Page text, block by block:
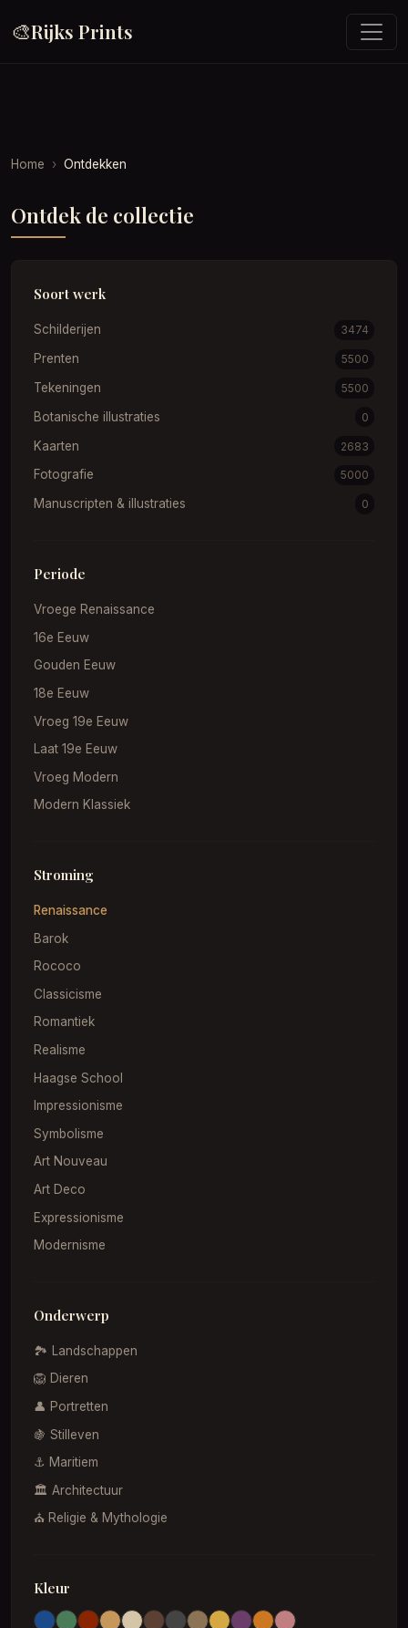
🎨Rijks Prints
Home Ontdekken
Ontdek de collectie
Soort werk
Schilderijen 3474
Prenten 5500
Tekeningen 5500
Botanische illustraties 0
Kaarten 2683
Fotografie 5000
Manuscripten & illustraties 0
Periode
Vroege Renaissance
16e Eeuw
Gouden Eeuw
18e Eeuw
Vroeg 19e Eeuw
Laat 19e Eeuw
Vroeg Modern
Modern Klassiek
Stroming
Renaissance
Barok
Rococo
Classicisme
Romantiek
Realisme
Haagse School
Impressionisme
Symbolisme
Art Nouveau
Art Deco
Expressionisme
Modernisme
Onderwerp
🏞️ Landschappen
🦁 Dieren
👤 Portretten
🍇 Stilleven
⚓ Maritiem
🏛️ Architectuur
⛪ Religie & Mythologie
Kleur